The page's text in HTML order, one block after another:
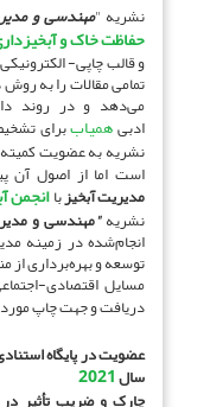
نشریه "مهندسی و
حفاظت خاک و
و قالب چاپی-
تمامی مقالات را به
می‌دهد و در روند
ادبیهمیاببرای
نشریه به عضویت کمیته
است اما از اصول آن
مدیریت آبخیزبا انجمن
نشریه"‌مهندسی و
انجام‌شده در زمینه
توسعه و بهره‌برداری از
مسایل اقتصادی-
دریافت و جهت چاپ
عضویت در پایگاه
سال2021
چارک و ضریب تأثیر در